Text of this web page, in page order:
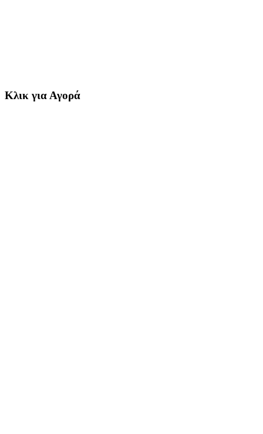
Κλικ για Αγορά